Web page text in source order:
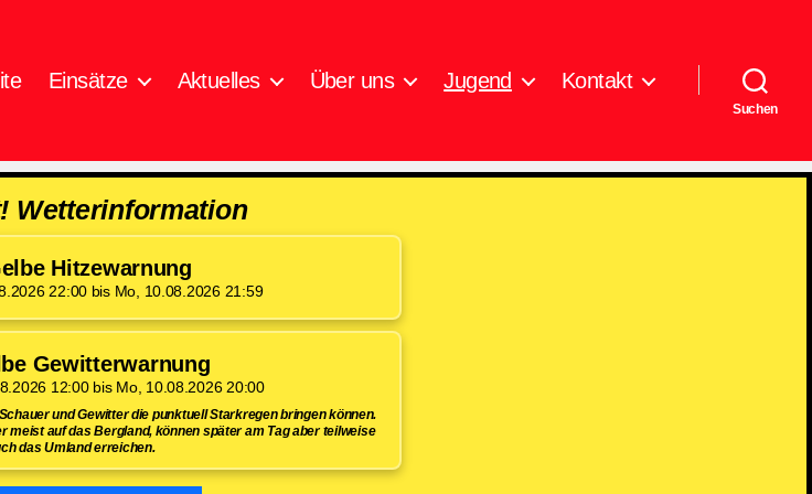
Einsätze Aktuelles Über uns Jugend Kontakt
Suchen
Wetterinformation
Hitzewarnung
22:00 bis Mo, 10.08.2026 21:59
Gewitterwarnung
12:00 bis Mo, 10.08.2026 20:00
und Gewitter die punktuell Starkregen bringen können.
meist auf das Bergland, können später am Tag aber teilweise
das Umland erreichen.